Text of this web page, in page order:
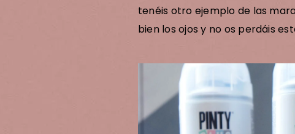
tenéis otro ejemplo de las
bien los ojos y no os perdáis
Se buscan